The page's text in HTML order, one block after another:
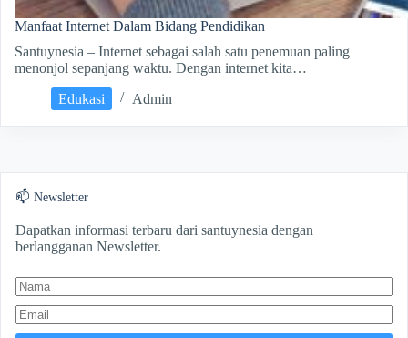
Manfaat Internet Dalam Bidang Pendidikan
Santuynesia – Internet sebagai salah satu penemuan paling
menonjol sepanjang waktu. Dengan internet kita…
Edukasi
Admin
📫 Newsletter
Dapatkan informasi terbaru dari santuynesia dengan
berlangganan Newsletter.